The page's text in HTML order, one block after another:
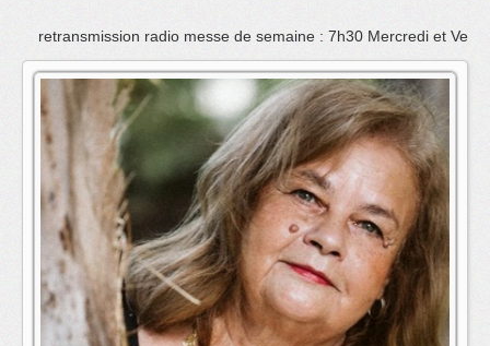
Emissions
News
Vidéo
La radio
L'équipe
retransmission radio messe de semaine : 7h30 Mercredi et